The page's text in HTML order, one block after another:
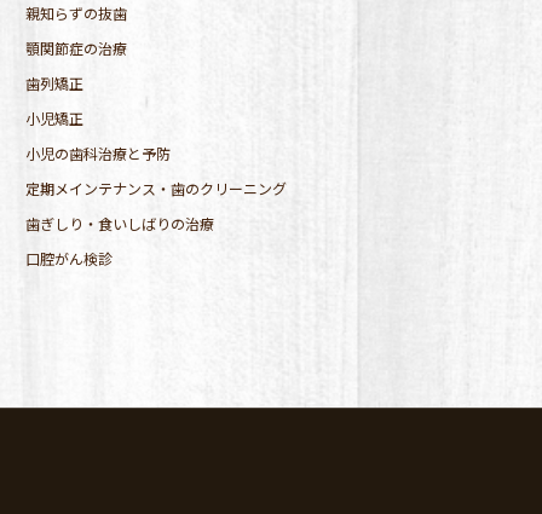
親知らずの抜歯
顎関節症の治療
歯列矯正
小児矯正
小児の歯科治療と予防
定期メインテナンス・歯のクリーニング
歯ぎしり・食いしばりの治療
口腔がん検診